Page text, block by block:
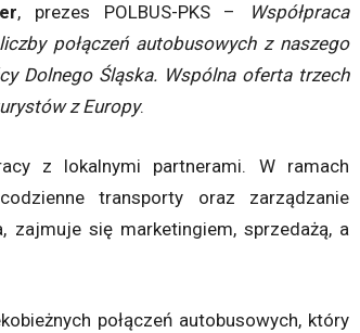
, prezes POLBUS-PKS –
Współpraca
połączeń autobusowych z naszego
Dolnego Śląska. Wspólna oferta trzech
z Europy.
z lokalnymi partnerami. W ramach
transporty oraz zarządzanie
zajmuje się marketingiem, sprzedażą, a
połączeń autobusowych, który